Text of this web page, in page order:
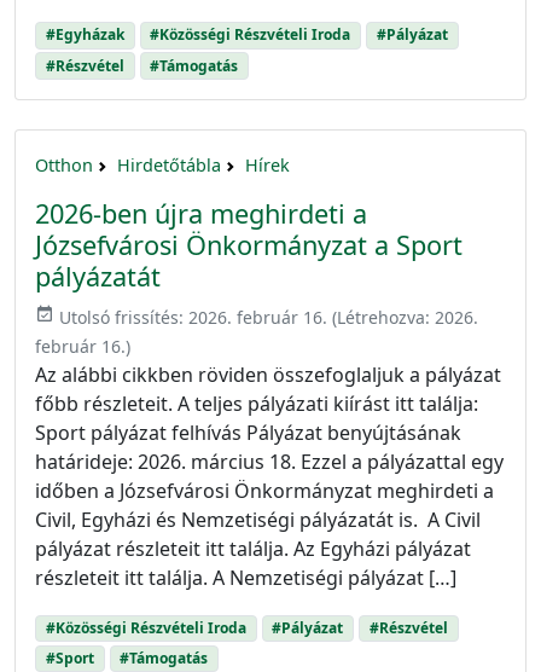
#Egyházak #Közösségi Részvételi Iroda
#Pályázat
#Részvétel
#Támogatás
Otthon Hirdetőtábla Hírek
2026-ben újra meghirdeti a
Józsefvárosi Önkormányzat a Sport
pályázatát
event_available Utolsó frissítés: 2026. február 16. (Létrehozva: 2026.
február 16.)
Az alábbi cikkben röviden összefoglaljuk a pályázat
főbb részleteit. A teljes pályázati kiírást itt találja:
Sport pályázat felhívás Pályázat benyújtásának
határideje: 2026. március 18. Ezzel a pályázattal egy
időben a Józsefvárosi Önkormányzat meghirdeti a
Civil, Egyházi és Nemzetiségi pályázatát is. A Civil
pályázat részleteit itt találja. Az Egyházi pályázat
részleteit itt találja. A Nemzetiségi pályázat […]
#Közösségi Részvételi Iroda #Pályázat
#Részvétel
#Sport
#Támogatás